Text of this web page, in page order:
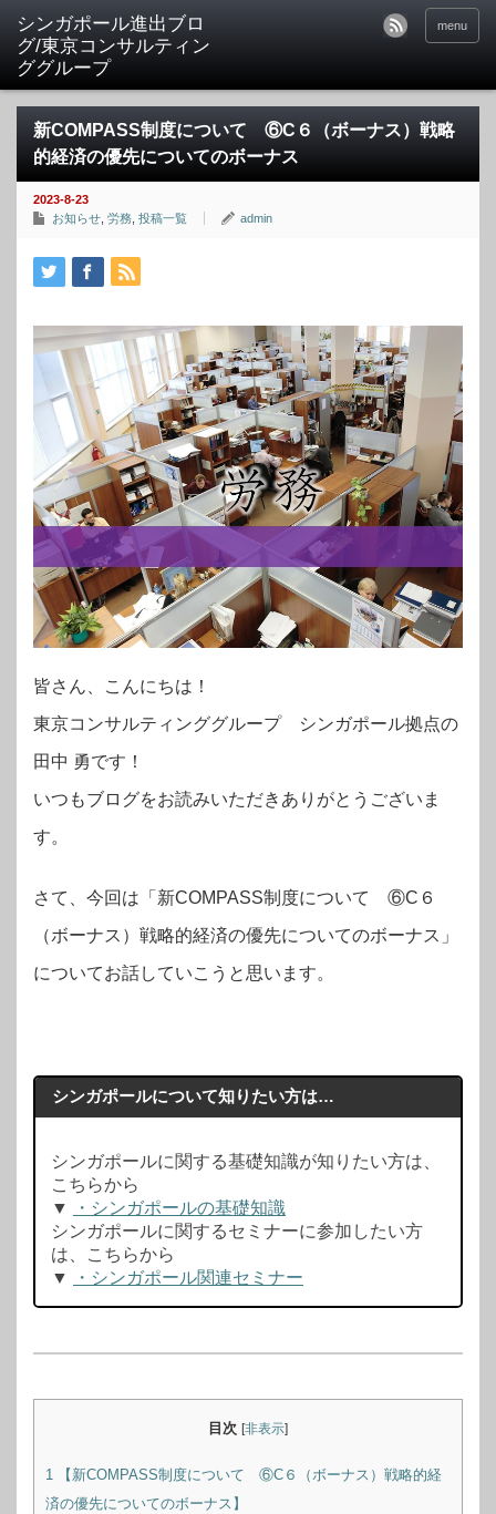
シンガポール進出ブロ
グ/東京コンサルティン
ググループ
menu
新COMPASS制度について ⑥C６（ボーナス）戦略
的経済の優先についてのボーナス
2023-8-23
お知らせ 労務 投稿一覧 admin
皆さん、こんにちは！
東京コンサルティンググループ シンガポール拠点の
田中 勇です！
いつもブログをお読みいただきありがとうございま
す。
さて、今回は「新COMPASS制度について ⑥C６
（ボーナス）戦略的経済の優先についてのボーナス」
についてお話していこうと思います。
シンガポールについて知りたい方は…
シンガポールに関する基礎知識が知りたい方は、
こちらから
▼
・シンガポールの基礎知識
シンガポールに関するセミナーに参加したい方
は、こちらから
▼
・シンガポール関連セミナー
目次 [非表示]
1 【新COMPASS制度について ⑥C６（ボーナス）戦略的経
済の優先についてのボーナス】